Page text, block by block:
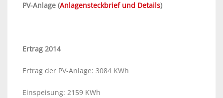
PV-Anlage (Anlagensteckbrief und Details)
Ertrag 2014
Ertrag der PV-Anlage: 3084 KWh
Einspeisung: 2159 KWh